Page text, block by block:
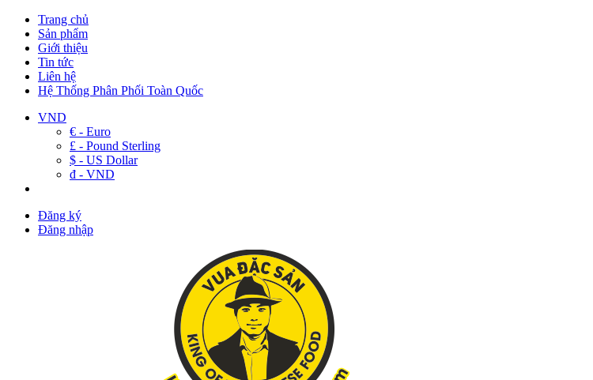
Trang chủ
Sản phẩm
Giới thiệu
Tin tức
Liên hệ
Hệ Thống Phân Phối Toàn Quốc
VND
€ - Euro
£ - Pound Sterling
$ - US Dollar
đ - VND
Đăng ký
Đăng nhập